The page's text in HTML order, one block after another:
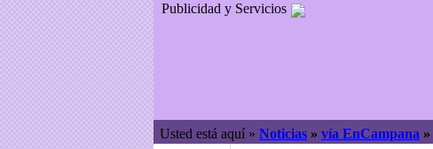
Publicidad y Servicios
Usted está aquí » Noticias » vía EnCampana »